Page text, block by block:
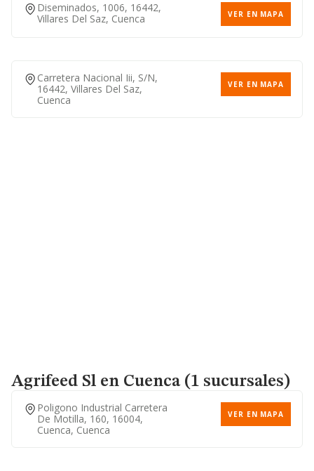
Diseminados, 1006, 16442,
Villares Del Saz, Cuenca
VER EN MAPA
Carretera Nacional Iii, S/n,
16442, Villares Del Saz,
Cuenca
VER EN MAPA
Agrifeed Sl en Cuenca (1 sucursales)
Poligono Industrial Carretera
De Motilla, 160, 16004,
Cuenca, Cuenca
VER EN MAPA